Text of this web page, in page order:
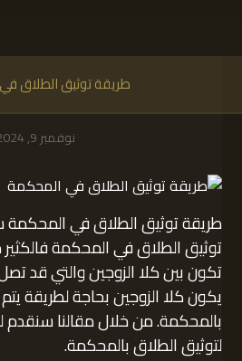
طريقة توثيق الطلاق
نوفمبر 9, 2024
طريقة توثيق الطلاق في
توثيق الطلاق في المحكمة
تكون بين كلا الزوجين والتي قد
يكون كلا الزوجين بحاجة لطريقة
بالمحكمة. من خلال مقالنا سنقدم
لتوثيق الطلاق بالمحكمة.